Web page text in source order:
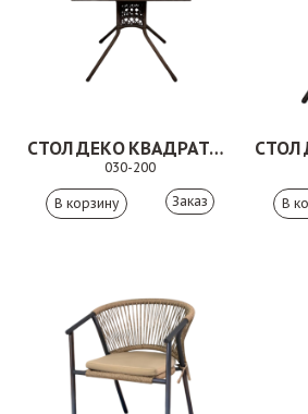
СТОЛ ДЕКО КВАДРАТНЫЙ КОРИЧНЕВЫЙ
030-200
Заказ